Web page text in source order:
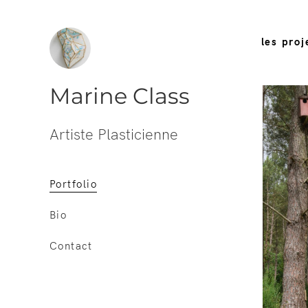
Marine Class
Artiste Plasticienne
Portfolio
Bio
Contact
les